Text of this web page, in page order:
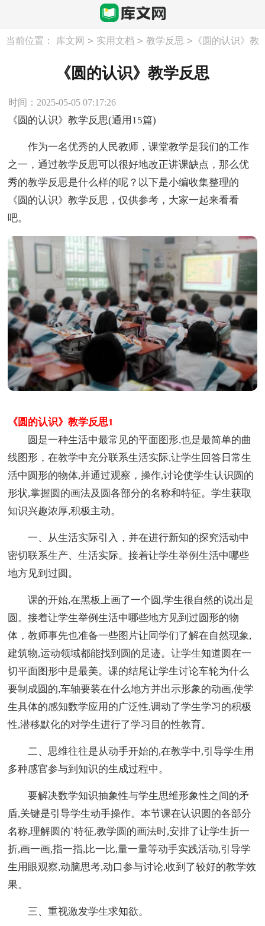
当前位置： 库文网 > 实用文档 > 教学反思 > 《圆的认识》教
《圆的认识》教学反思
时间：2025-05-05 07:17:26
《圆的认识》教学反思(通用15篇)
作为一名优秀的人民教师，课堂教学是我们的工作
之一，通过教学反思可以很好地改正讲课缺点，那么优
秀的教学反思是什么样的呢？以下是小编收集整理的
《圆的认识》教学反思，仅供参考，大家一起来看看
吧。
《圆的认识》教学反思1
圆是一种生活中最常见的平面图形,也是最简单的曲
线图形，在教学中充分联系生活实际,让学生回答日常生
活中圆形的物体,并通过观察，操作,讨论使学生认识圆的
形状,掌握圆的画法及圆各部分的名称和特征。学生获取
知识兴趣浓厚,积极主动。
一、从生活实际引入，并在进行新知的探究活动中
密切联系生产、生活实际。接着让学生举例生活中哪些
地方见到过圆。
课的开始,在黑板上画了一个圆,学生很自然的说出是
圆。接着让学生举例生活中哪些地方见到过圆形的物
体，教师事先也准备一些图片让同学们了解在自然现象,
建筑物,运动领域都能找到圆的足迹。让学生知道圆在一
切平面图形中是最美。课的结尾让学生讨论车轮为什么
要制成圆的,车轴要装在什么地方并出示形象的动画,使学
生具体的感知数学应用的广泛性,调动了学生学习的积极
性,潜移默化的对学生进行了学习目的性教育。
二、思维往往是从动手开始的,在教学中,引导学生用
多种感官参与到知识的生成过程中。
要解决数学知识抽象性与学生思维形象性之间的矛
盾,关键是引导学生动手操作。本节课在认识圆的各部分
名称,理解圆的`特征,教学圆的画法时,安排了让学生折一
折,画一画,指一指,比一比,量一量等动手实践活动,引导学
生用眼观察,动脑思考,动口参与讨论,收到了较好的教学效
果。
三、重视激发学生求知欲。